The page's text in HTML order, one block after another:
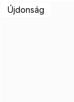
Újdonság